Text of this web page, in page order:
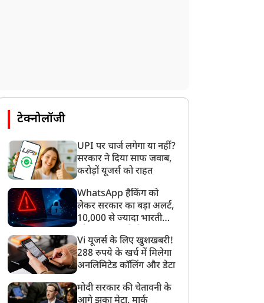
टेक्नोलॉजी
UPI पर चार्ज लगेगा या नहीं?
सरकार ने दिया साफ जवाब,
करोड़ों यूजर्स को राहत
WhatsApp हैकिंग को
लेकर सरकार का बड़ा अलर्ट,
10,000 से ज्यादा भारतीयों
गया
Vi यूजर्स के लिए खुशखबरी!
288 रुपये के खर्च में मिलेगा
अनलिमिटेड कॉलिंग और डेटा
मोदी सरकार की चेतावनी के